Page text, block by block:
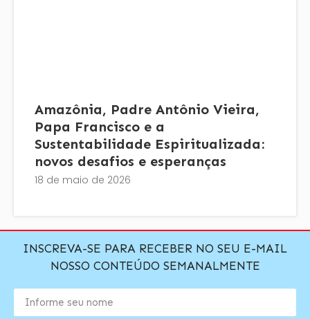
Amazônia, Padre Antônio Vieira,
Papa Francisco e a
Sustentabilidade Espiritualizada:
novos desafios e esperanças
18 de maio de 2026
INSCREVA-SE PARA RECEBER NO SEU E-MAIL
NOSSO CONTEÚDO SEMANALMENTE